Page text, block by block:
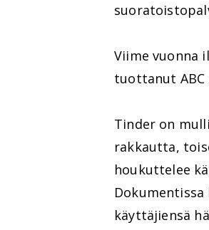
Viime vuonna
tuottanut ABC
Tinder on
rakkautta,
houkuttelee
käyttäjiensä